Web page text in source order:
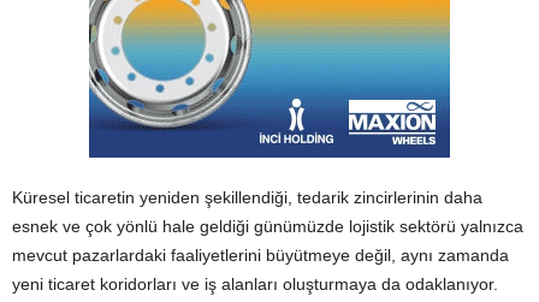
Küresel ticaretin yeniden şekillendiği, tedarik zincirlerinin daha
esnek ve çok yönlü hale geldiği günümüzde lojistik sektörü yalnızca
mevcut pazarlardaki faaliyetlerini büyütmeye değil, aynı zamanda
yeni ticaret koridorları ve iş alanları oluşturmaya da odaklanıyor.